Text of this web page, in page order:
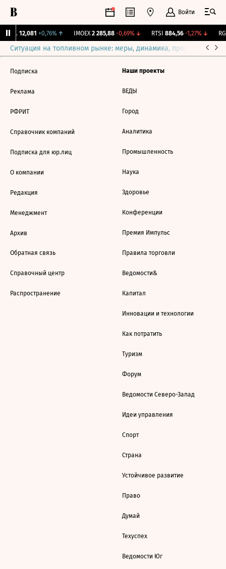
Войти
12,081 +0,76%↑ IMOEX 2 285,88 -0,69%↓ RTSI 884,56 -1,27%↓
Ситуация на топливном рынке: меры, динамика, прогнозы
Подписка
Реклама
РФРИТ
Справочник компаний
Подписка для юр.лиц
О компании
Редакция
Менеджмент
Архив
Обратная связь
Справочный центр
Распространение
Наши проекты
ВЕДЫ
Город
Аналитика
Промышленность
Наука
Здоровье
Конференции
Премия Импульс
Правила торговли
Ведомости&
Капитал
Инновации и технологии
Как потратить
Туризм
Форум
Ведомости Северо-Запад
Идеи управления
Спорт
Страна
Устойчивое развитие
Право
Думай
Техуспех
Ведомости Юг